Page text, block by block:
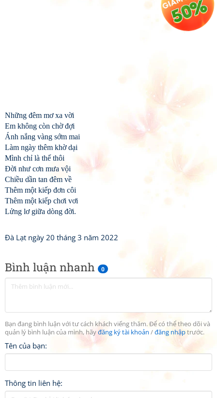
Bình luận nhanh 0
Bạn đang bình luận với tư cách khách viếng thăm. Để có thể theo dõi và
quản lý bình luận của mình, hãyđăng ký tài khoản /đăng nhậptrước.
Tên của bạn:
Thông tin liên hệ:
Những đêm mơ xa vời
Em không còn chờ đợi
Ánh nắng vàng sớm mai
Làm ngày thêm khờ dại
Mình chỉ là thế thôi
Đời như cơn mưa vội
Chiều dần tan đêm về
Thêm một kiếp đơn côi
Thêm một kiếp chơi vơi
Lửng lơ giữa dòng đời.
Đà Lạt ngày 20 tháng 3 năm 2022